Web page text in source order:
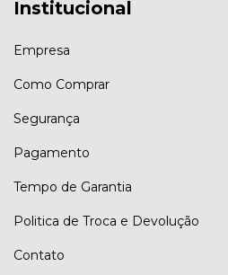
Institucional
Empresa
Como Comprar
Segurança
Pagamento
Tempo de Garantia
Politica de Troca e Devolução
Contato